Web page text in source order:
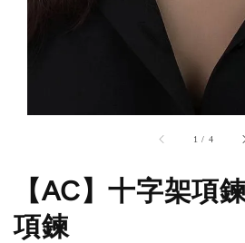
1 / 4
【AC】十字架項
項鍊